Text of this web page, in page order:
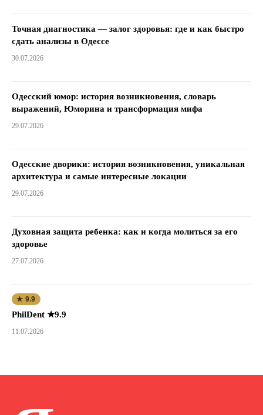
Точная диагностика — залог здоровья: где и как быстро
сдать анализы в Одессе
30.07.2026
Одесский юмор: история возникновения, словарь
выражений, Юморина и трансформация мифа
29.07.2026
Одесские дворики: история возникновения, уникальная
архитектура и самые интересные локации
29.07.2026
Духовная защита ребенка: как и когда молиться за его
здоровье
27.07.2026
★ 9.9
PhilDent ★9.9
11.07.2026